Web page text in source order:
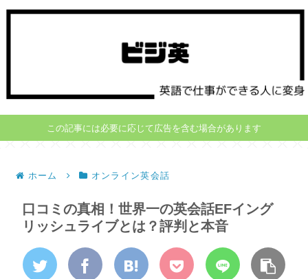
この記事には必要に応じて広告を含む場合があります
ホーム オンライン英会話
口コミの真相！世界一の英会話EFイング
リッシュライブとは？評判と本音